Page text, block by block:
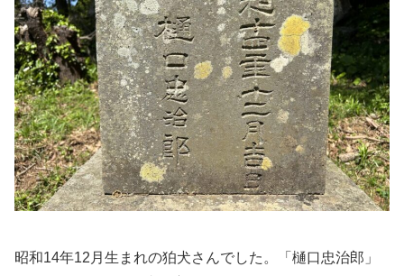
昭和14年12月生まれの狛犬さんでした。「樋口忠治郎」